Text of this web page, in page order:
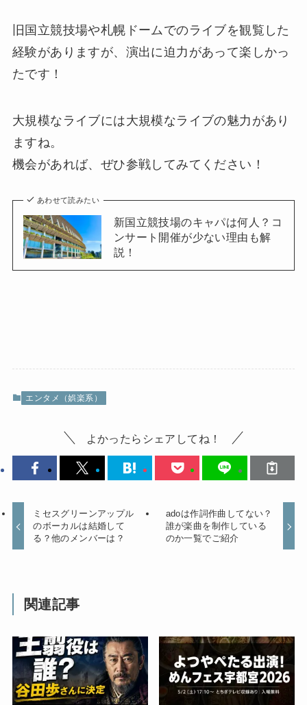
旧国立競技場や札幌ドームでのライブを観覧した
経験がありますが、演出に迫力があって楽しかっ
たです！
大規模なライブには大規模なライブの魅力があり
ますね。
機会があれば、ぜひ参戦してみてください！
あわせて読みたい
新国立競技場のキャパは何人？コ
ンサート開催が少ない理由も解
説！
エンタメ（娯楽系）
よかったらシェアしてね！
ミセスグリーンアップル
のボーカルは結婚して
る？他のメンバーは？
adoは作詞作曲してない？
誰が楽曲を制作している
のか一覧でご紹介
関連記事